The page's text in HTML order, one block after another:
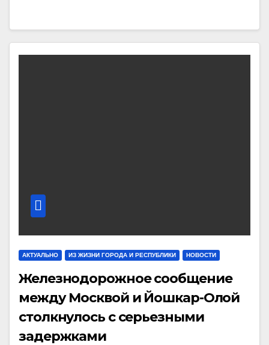
АКТУАЛЬНО ИЗ ЖИЗНИ ГОРОДА И РЕСПУБЛИКИ НОВОСТИ
Железнодорожное сообщение
между Москвой и Йошкар-Олой
столкнулось с серьезными
задержками